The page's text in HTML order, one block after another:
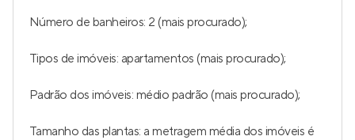
Número de banheiros: 2 (mais procurado);
Tipos de imóveis: apartamentos (mais procurado);
Padrão dos imóveis: médio padrão (mais procurado);
Tamanho das plantas: a metragem média dos imóveis é